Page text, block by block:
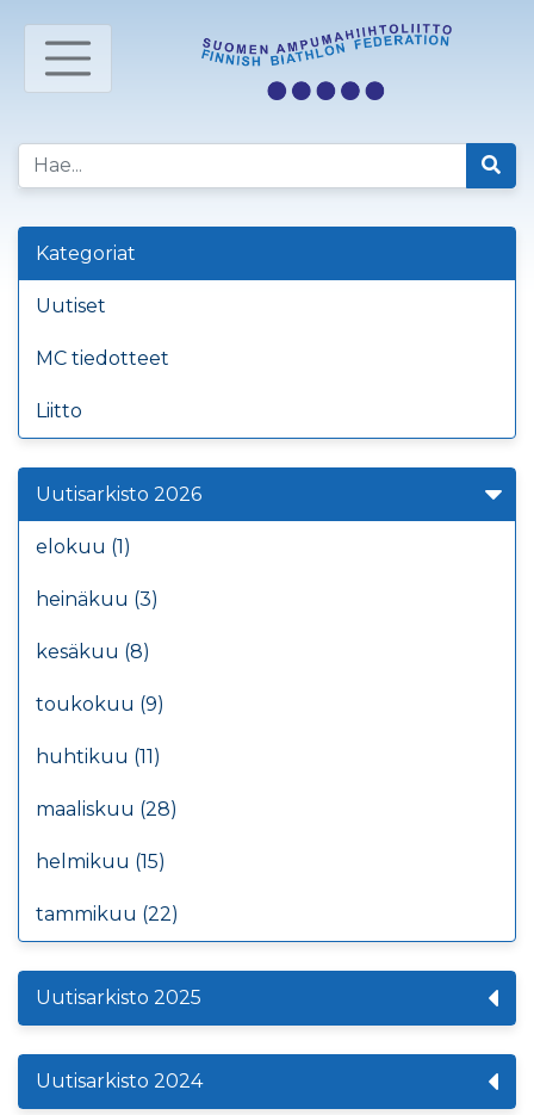
Kategoriat
Uutiset
MC tiedotteet
Liitto
Uutisarkisto 2026
elokuu (1)
heinäkuu (3)
kesäkuu (8)
toukokuu (9)
huhtikuu (11)
maaliskuu (28)
helmikuu (15)
tammikuu (22)
Uutisarkisto 2025
Uutisarkisto 2024